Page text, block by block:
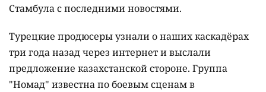
Стамбула с последними новостями.
Турецкие продюсеры узнали о наших каскадёрах
три года назад через интернет и выслали
предложение казахстанской стороне. Группа
"Номад" известна по боевым сценам в